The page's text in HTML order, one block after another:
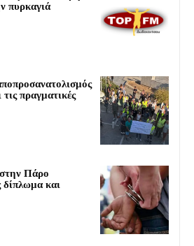
πυρκαγιά
πραγματικές
Πάρο
και